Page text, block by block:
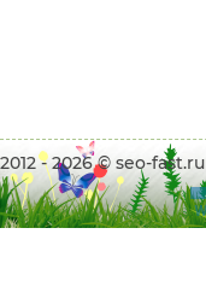
2012 - 2026 © seo-fast.ru